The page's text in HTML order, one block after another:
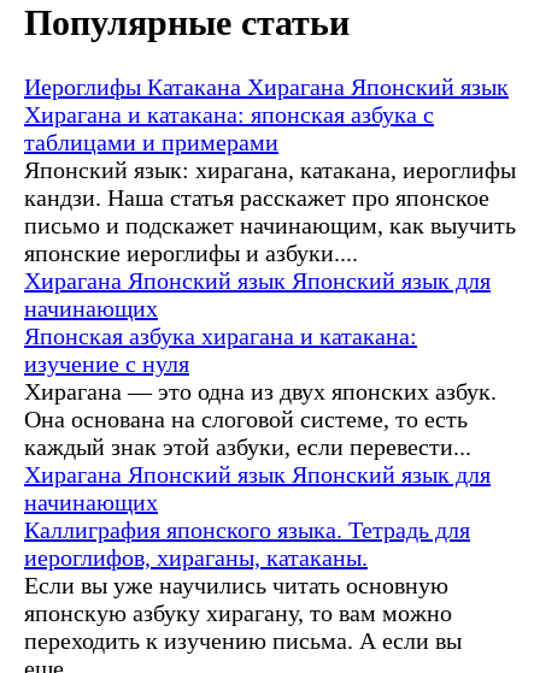
Популярные статьи
Иероглифы Катакана Хирагана Японский язык
Хирагана и катакана: японская азбука с
таблицами и примерами
Японский язык: хирагана, катакана, иероглифы
кандзи. Наша статья расскажет про японское
письмо и подскажет начинающим, как выучить
японские иероглифы и азбуки....
Хирагана Японский язык Японский язык для
начинающих
Японская азбука хирагана и катакана:
изучение с нуля
Хирагана — это одна из двух японских азбук.
Она основана на слоговой системе, то есть
каждый знак этой азбуки, если перевести...
Хирагана Японский язык Японский язык для
начинающих
Каллиграфия японского языка. Тетрадь для
иероглифов, хираганы, катаканы.
Если вы уже научились читать основную
японскую азбуку хирагану, то вам можно
переходить к изучению письма. А если вы
еще...